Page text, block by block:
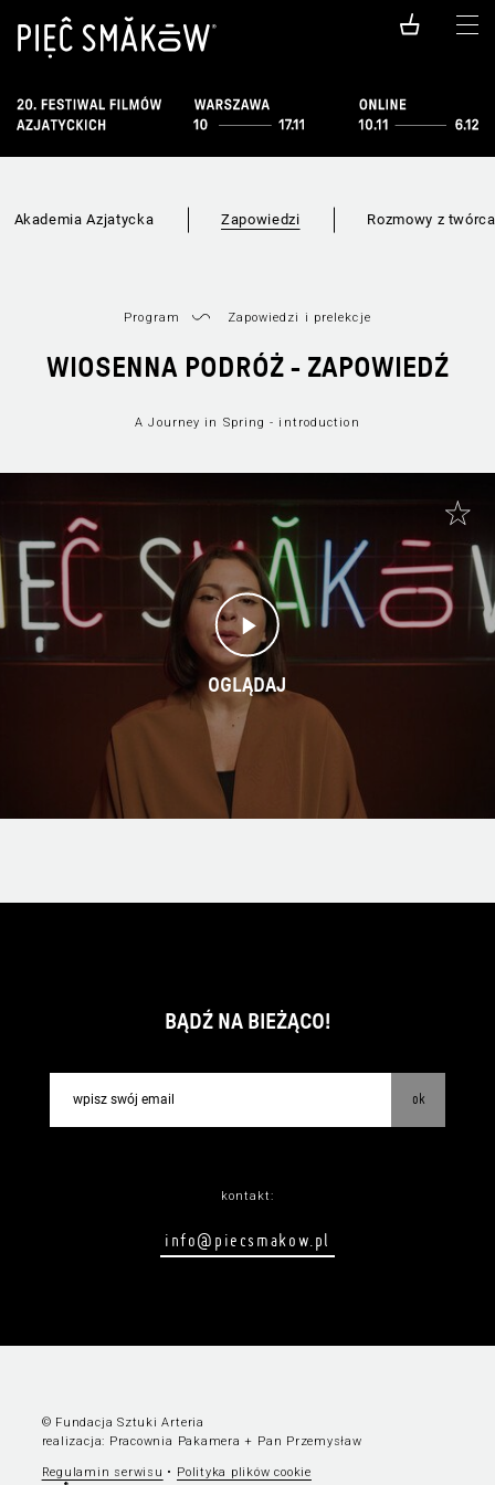
Akademia Azjatycka Zapowiedzi Rozmowy z
Program Zapowiedzi i prelekcje
WIOSENNA PODRÓŻ - ZAPOWIEDŹ
A Journey in Spring - introduction
OGLĄDAJ
BĄDŹ NA BIEŻĄCO!
ok
kontakt:
info@piecsmakow.pl
© Fundacja Sztuki Arteria
realizacja: Pracownia Pakamera + Pan Przemysław
Regulamin serwisu • Polityka plików cookie